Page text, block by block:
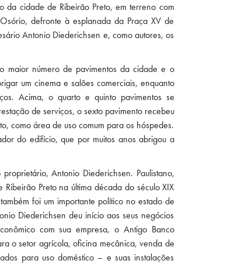
cidade de Ribeirão Preto, em terreno com
defronte à esplanada da Praça XV de
Antonio Diederichsen e, como autores, os
maior número de pavimentos da cidade e o
um cinema e salões comerciais, enquanto
Acima, o quarto e quinto pavimentos se
de serviços, o sexto pavimento recebeu
como área de uso comum para os hóspedes.
do edifício, que por muitos anos abrigou a
Antonio Diederichsen. Paulistano,
Preto na última década do século XIX
foi um importante político no estado de
Diederichsen deu início aos seus negócios
com sua empresa, o Antigo Banco
o setor agrícola, oficina mecânica, venda de
para uso doméstico – e suas instalações